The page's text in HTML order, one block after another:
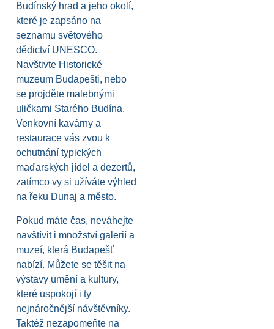
Budínský hrad a jeho okolí,
které je zapsáno na
seznamu světového
dědictví UNESCO.
Navštivte Historické
muzeum Budapešti, nebo
se projděte malebnými
uličkami Starého Budína.
Venkovní kavárny a
restaurace vás zvou k
ochutnání typických
maďarských jídel a dezertů,
zatímco vy si užíváte výhled
na řeku Dunaj a město.
Pokud máte čas, neváhejte
navštívit i množství galerií a
muzeí, která Budapešť
nabízí. Můžete se těšit na
výstavy umění a kultury,
které uspokojí i ty
nejnáročnější návštěvníky.
Taktéž nezapomeňte na